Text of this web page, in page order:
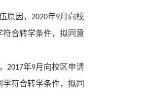
原因， 2020年9月向校
符合转学条件，拟同意
2017年9月向校区申请
学符合转学条件，拟同